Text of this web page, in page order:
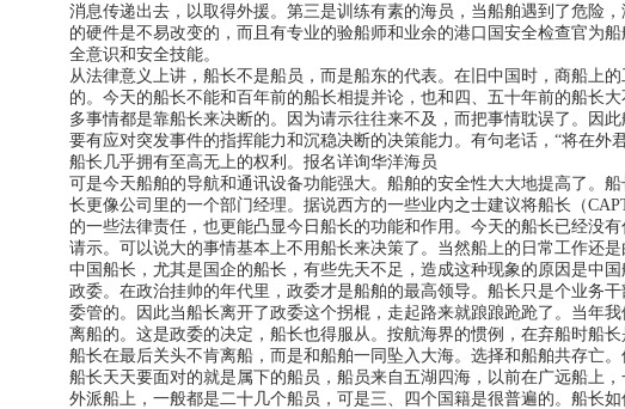
消息传递出去，以取得外援。第三是训练有素的海员，当船舶遇到了危险
的硬件是不易改变的，而且有专业的验船师和业余的港口国安全检查官为
全意识和安全技能。
从法律意义上讲，船长不是船员，而是船东的代表。在旧中国时，商船上
的。今天的船长不能和百年前的船长相提并论，也和四、五十年前的船长
多事情都是靠船长来决断的。因为请示往往来不及，而把事情耽误了。因
要有应对突发事件的指挥能力和沉稳决断的决策能力。有句老话，“将在
船长几乎拥有至高无上的权利。 报名详询华洋海员
可是今天船舶的导航和通讯设备功能强大。船舶的安全性大大地提高了。
长更像公司里的一个部门经理。据说西方的一些业内之士建议将船长（
的一些法律责任，也更能凸显今日船长的功能和作用。今天的船长已经没
请示。可以说大的事情基本上不用船长来决策了。当然船上的日常工作还是
中国船长，尤其是国企的船长，有些先天不足，造成这种现象的原因是中
政委。在政治挂帅的年代里，政委才是船舶的最高领导。船长只是个业务
委管的。因此当船长离开了政委这个拐棍，走起路来就踉踉跄跄了。当年
离船的。这是政委的决定，船长也得服从。按航海界的惯例，在弃船时船
船长在最后关头不肯离船，而是和船舶一同坠入大海。选择和船舶共存亡。
船长天天要面对的就是属下的船员，船员来自五湖四海，以前在广远船上
外派船上，一般都是二十几个船员，可是三、四个国籍是很普遍的。船长